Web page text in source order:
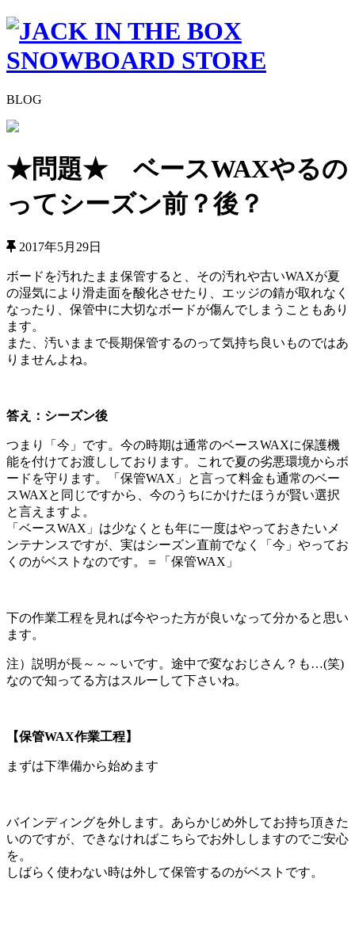
BLOG
★問題★ ベースWAXやるの
ってシーズン前？後？
2017年5月29日
ボードを汚れたまま保管すると、その汚れや古いWAXが夏
の湿気により滑走面を酸化させたり、エッジの錆が取れなく
なったり、保管中に大切なボードが傷んでしまうこともあり
ます。
また、汚いままで長期保管するのって気持ち良いものではあ
りませんよね。
答え：シーズン後
つまり「今」です。今の時期は通常のベースWAXに保護機
能を付けてお渡ししております。これで夏の劣悪環境からボ
ードを守ります。「保管WAX」と言って料金も通常のベー
スWAXと同じですから、今のうちにかけたほうが賢い選択
と言えますよ。
「ベースWAX」は少なくとも年に一度はやっておきたいメ
ンテナンスですが、実はシーズン直前でなく「今」やってお
くのがベストなのです。＝「保管WAX」
下の作業工程を見れば今やった方が良いなって分かると思い
ます。
注）説明が長～～～いです。途中で変なおじさん？も…(笑)
なので知ってる方はスルーして下さいね。
【保管WAX作業工程】
まずは下準備から始めます
バインディングを外します。あらかじめ外してお持ち頂きた
いのですが、できなければこちらでお外ししますのでご安心
を。
しばらく使わない時は外して保管するのがベストです。